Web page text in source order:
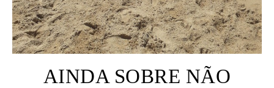
AINDA SOBRE NÃO